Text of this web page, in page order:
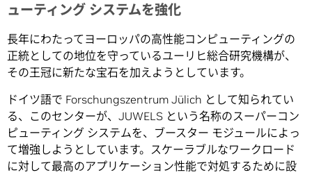
ューティング システムを強化
長年にわたってヨーロッパの高性能コンピューティングの
正統としての地位を守っているユーリヒ総合研究機構が、
その王冠に新たな宝石を加えようとしています。
ドイツ語で Forschungszentrum Jülich として知られてい
る、このセンターが、JUWELS という名称のスーパーコン
ピューティング システムを、ブースター モジュールによっ
て増強しようとしています。スケーラブルなワークロード
に対して最高のアプリケーション性能で対処するために設